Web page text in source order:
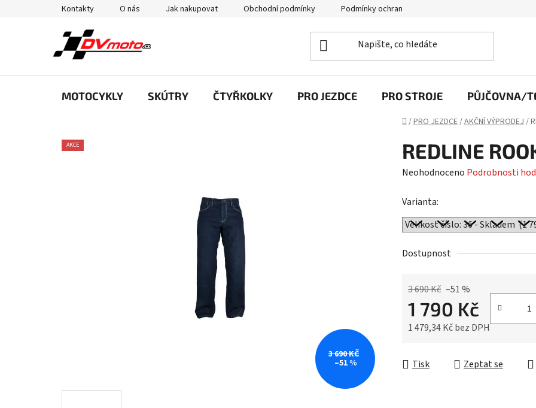
Kontakty O nás Jak nakupovat Obchodní podmínky Podmínky ochrany osobních údajů
MOTOCYKLY SKÚTRY ČTYŘKOLKY PRO JEZDCE PRO STROJE PŮJČOVNA/
Domů
/PRO JEZDCE/AKČNÍ VÝPRODEJ/
REDLINE
Průměrné
produktu
je
0,0
z
hvězdiček.
Neohodnoceno Podrobnosti
Varianta:
Dostupnost
3 690 Kč –51 %
1 790 Kč
1 479,34 Kč bez DPH
Tisk Zeptat se
AKCE
3 690 KČ
–51 %